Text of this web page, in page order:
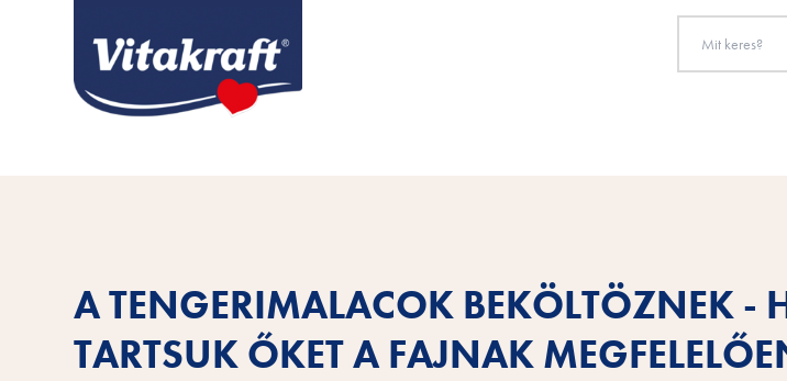
A TENGERIMALACOK BEKÖLTÖZNEK -
TARTSUK ŐKET A FAJNAK